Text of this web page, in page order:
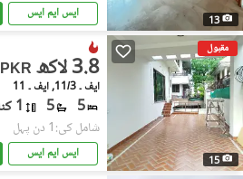
13 ایس ایم ایس
مقبول
15
PKR 3.8 لاکھ
ایف ۔ 11/3, ایف ۔ 11
5
5 1 کنال
شامل کی:1 دن پہل
ایس ایم ایس